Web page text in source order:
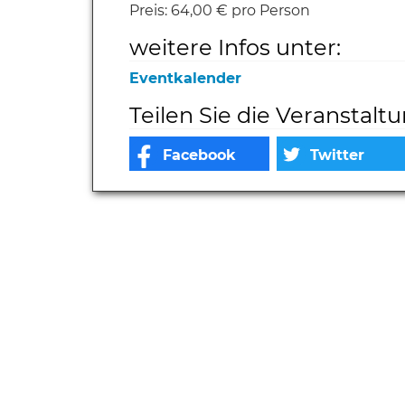
Preis: 64,00 € pro Person
weitere Infos unter:
Eventkalender
Teilen Sie die